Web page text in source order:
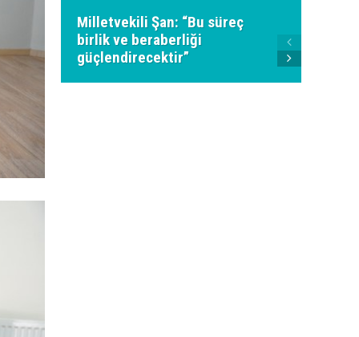
Milletvekili Şan: “Bu süreç
birlik ve beraberliği
güçlendirecektir”